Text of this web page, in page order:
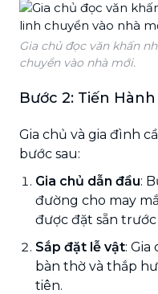
Gia chủ đọc văn khấn
chuyển vào nhà mới.
Bước 2: Tiến
Gia chủ và gia đình
bước sau:
Gia chủ dẫn đầu:
đường cho may
được đặt sẵn trước
Sắp đặt lễ vật: Gia
bàn thờ và thắp
tiên.